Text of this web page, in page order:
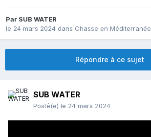
Par SUB WATER
le 24 mars 2024 dans Chasse en Méditerranée
Répondre à ce sujet
SUB WATER
Posté(e) le 24 mars 2024